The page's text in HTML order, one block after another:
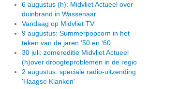
6 augustus (h): Midvliet Actueel over
duinbrand in Wassenaar
Vandaag op Midvliet TV
9 augustus: Summerpopcorn in het
teken van de jaren '50 en '60
30 juli: zomereditie Midvliet Actueel
(h)over droogteproblemen in de regio
2 augustus: speciale radio-uitzending
'Haagse Klanken'